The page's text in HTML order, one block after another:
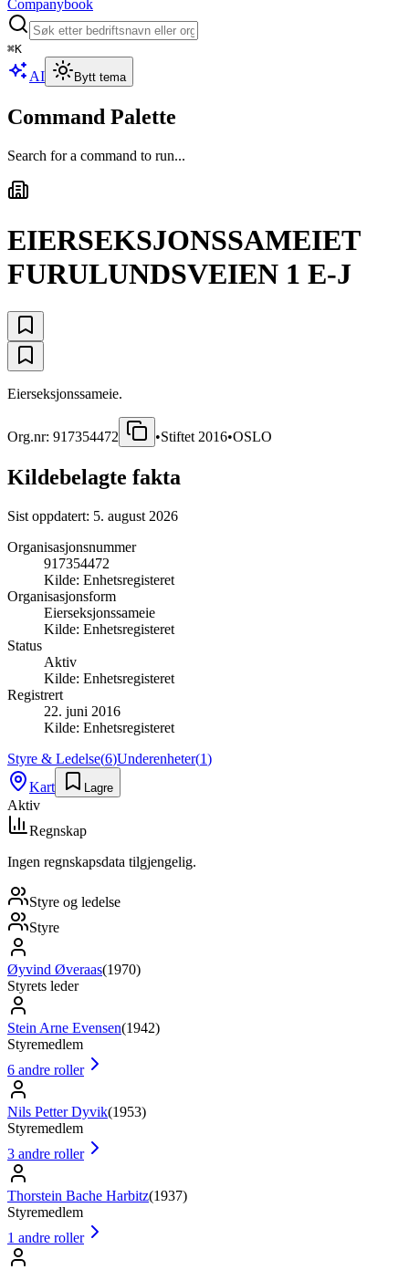
Companybook
⌘K
AI Bytt tema
Command Palette
Search for a command to run...
EIERSEKSJONSSAMEIET
FURULUNDSVEIEN 1 E-J
Eierseksjonssameie.
Org.nr: 917354472 •Stiftet 2016•OSLO
Kildebelagte fakta
Sist oppdatert: 5. august 2026
Organisasjonsnummer
917354472
Kilde: Enhetsregisteret
Organisasjonsform
Eierseksjonssameie
Kilde: Enhetsregisteret
Status
Aktiv
Kilde: Enhetsregisteret
Registrert
22. juni 2016
Kilde: Enhetsregisteret
Styre & Ledelse(6)Underenheter(1)
Kart
Lagre
Aktiv
Regnskap
Ingen regnskapsdata tilgjengelig.
Styre og ledelse
Styre
Øyvind Øveraas(1970)
Styrets leder
Stein Arne Evensen(1942)
Styremedlem
6 andre roller
Nils Petter Dyvik(1953)
Styremedlem
3 andre roller
Thorstein Bache Harbitz(1937)
Styremedlem
1 andre roller